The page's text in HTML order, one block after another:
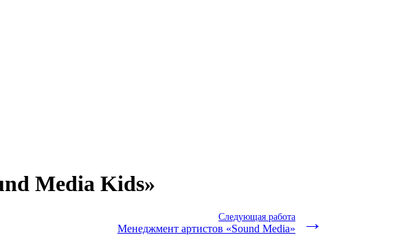
Media Kids»
Следующая работа
Менеджмент артистов «Sound Media» →